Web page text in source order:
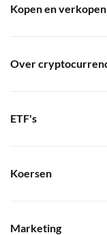
Kopen en verkopen
Over
ETF's
Koersen
Marketing